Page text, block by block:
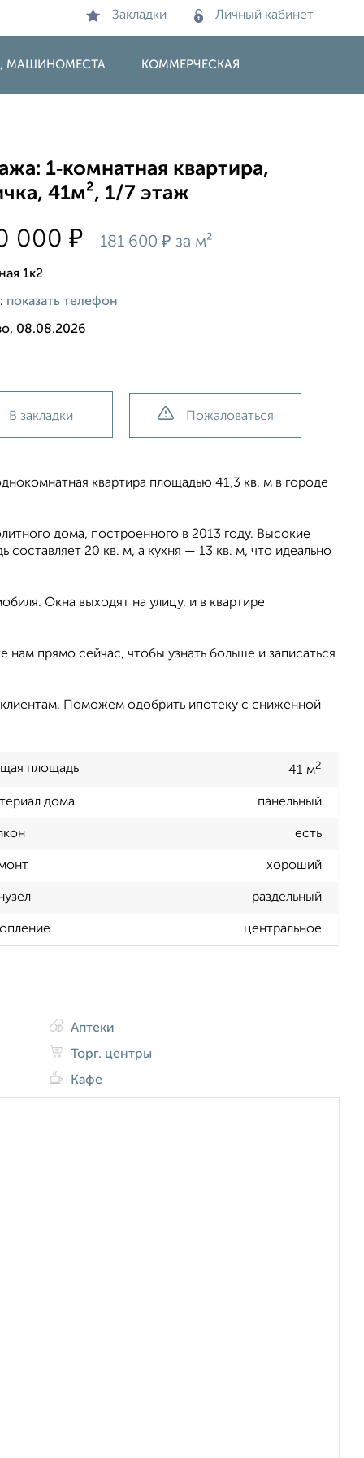
Закладки Личный кабинет
МАШИНОМЕСТА КОММЕРЧЕСКАЯ
1‑комнатная квартира,
41м², 1/7 этаж
000₽ 181 600₽ за м²
1к2
показать телефон
08.08.2026
В закладки Пожаловаться
квартира площадью 41,3 кв. м в городе
дома, построенного в 2013 году. Высокие
20 кв. м, а кухня — 13 кв. м, что идеально
Окна выходят на улицу, и в квартире
прямо сейчас, чтобы узнать больше и записаться
Поможем одобрить ипотеку с сниженной
площадь 41 м2
дома панельный
есть
хороший
раздельный
центральное
Аптеки
Торг. центры
Кафе